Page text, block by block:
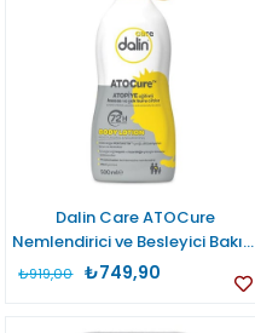
Dalin Care ATOCure
Nemlendirici ve Besleyici Bakım
Losyonu 500 ml
₺749,90
₺919,00